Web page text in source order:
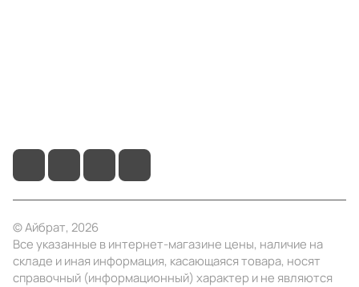
© Айбрат, 2026
Все указанные в интернет-магазине цены, наличие на
складе и иная информация, касающаяся товара, носят
справочный (информационный) характер и не являются